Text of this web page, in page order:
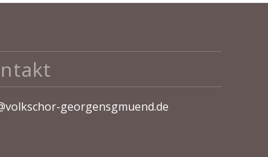
georgensgmuend.de